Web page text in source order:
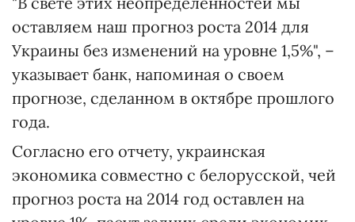
оставляем наш прогноз роста 2014 для
Украины без изменений на уровне 1,5%", –
указывает банк, напоминая о своем
прогнозе, сделанном в октябре прошлого
года.
Согласно его отчету, украинская
экономика совместно с белорусской, чей
прогноз роста на 2014 год оставлен на